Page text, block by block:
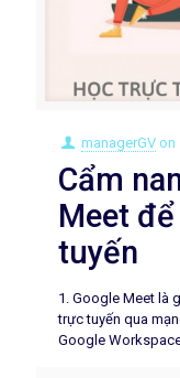
managerGV on
Cẩm
Meet
tuyến
1. Google Meet là
trực tuyến qua
Google